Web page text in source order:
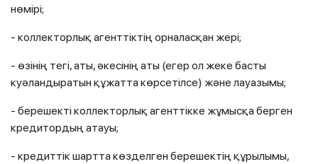
нөмірі;
- коллекторлық агенттіктің орналасқан жері;
- өзінің тегі, аты, әкесінің аты (егер ол жеке басты
куәландыратын құжатта көрсетілсе) және лауазымы;
- берешекті коллекторлық агенттікке жұмысқа берген
кредитордың атауы;
- кредиттік шартта көзделген берешектің құрылымы,